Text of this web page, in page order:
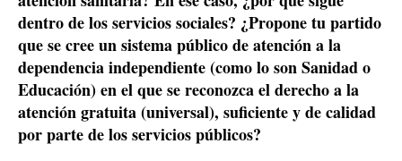
dentro de los servicios sociales? ¿Propone tu partido
que se cree un sistema público de atención a la
dependencia independiente (como lo son Sanidad o
Educación) en el que se reconozca el derecho a la
atención gratuita (universal), suficiente y de calidad
por parte de los servicios públicos?